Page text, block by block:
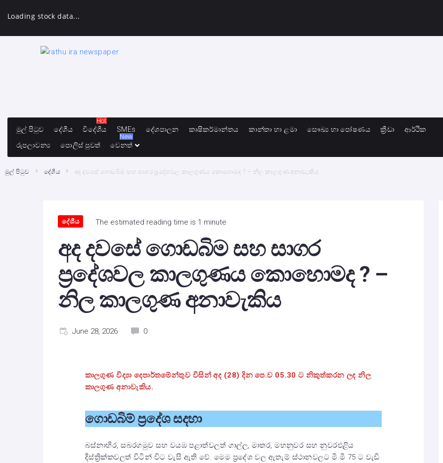
Loading stock data...
මුල් පිටුව දේශීය විදේශීය
Hot
SMEs
දේශපාලන කෘෂිකර්මාන්තය කාන්තා හා ළමා සෞඛ්‍ය හා පෝෂණය ක්‍රීඩා
ආර්ථික
රුපලාවන්‍ය
පොලිස් පුවත් වෙනත්
New
මුල් පිටුව දේශීය අද දවසේ ගොඩබිම සහ සාගර ප්‍රදේශවල කාලගුණය කොහොමද ? – නිල කාලගුණ අනාවැකිය
දේශීය The estimated reading time is 1 minute
අද දවසේ ගොඩබිම සහ සාගර
ප්‍රදේශවල කාලගුණය කොහොමද ? –
නිල කාලගුණ අනාවැකිය
June 28, 2026 0
කාලගුණ විද්‍යා දෙපාර්තමේන්තුව විසින් අද (28) දින පෙ.ව 05.30 ට නිකුත්කරන ලද නිල
කාලගුණ අනාවැකිය.
ගොඩබිම් ප්‍රදේශ සදහා
බස්නාහිර, සබරගමුව සහ වයඹ පළාත්වලත් ගාල්ල, මාතර, මහනුවර සහ නුවරඑළිය
දිස්ත්‍රික්කවලත් විටින් විට වැසි ඇති වේ. මෙම ප්‍රදේශ වල ඇතැම් ස්ථානවලට මි.මී 75 ට වැඩි